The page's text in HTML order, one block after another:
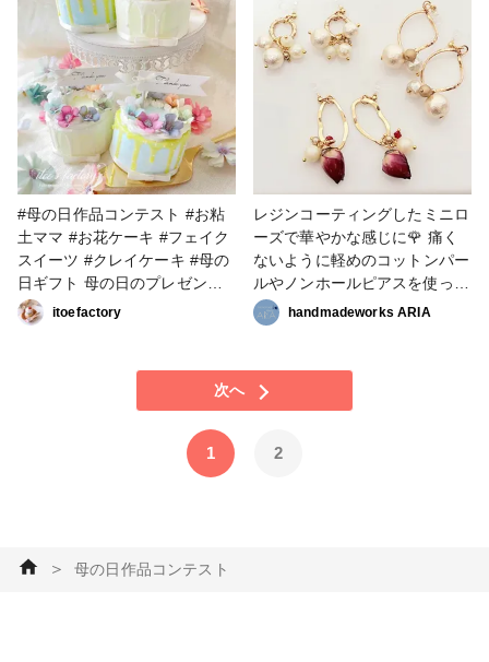
#母の日作品コンテスト #お粘
土ママ #お花ケーキ #フェイク
スイーツ #クレイケーキ #母の
日ギフト 母の日のプレゼント
用に作りました。 食べられな
いけど、ずっと飾っておく事が
ールなのでとーーっても軽いで
YouTube配信があります) クリ
itoefactory
レジンコーティングしたミニロ
ーズで華やかな感じに🌹 痛く
ないように軽めのコットンパー
ルやノンホールピアスを使って
じゃらじゃらアクセサリー作っ
てみました🥰！！ バラ×ゴール
アクセサリー部 #イヤリング #
パーツアクセサリー #母の日作
handmadeworks ARIA
次へ
1 2
＞ 母の日作品コンテスト